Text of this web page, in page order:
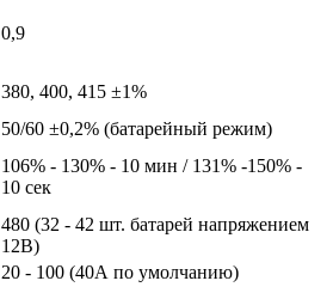
0,9
380, 400, 415 ±1%
50/60 ±0,2% (батарейный режим)
106% - 130% - 10 мин / 131% -150% -
10 сек
480 (32 - 42 шт. батарей напряжением
12В)
20 - 100 (40А по умолчанию)